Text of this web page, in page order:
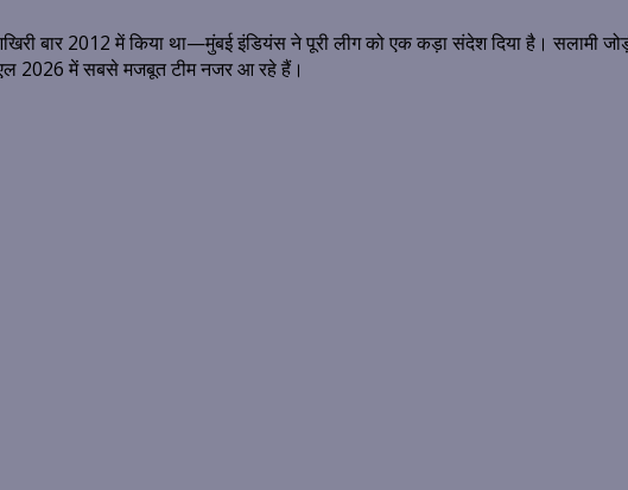
2012 में किया था—मुंबई इंडियंस ने पूरी लीग को एक कड़ा संदेश दिया है। सलामी जोड़ी
2026 में सबसे मजबूत टीम नजर आ रहे हैं।